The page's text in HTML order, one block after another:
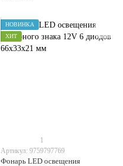
НОВИНКА
ХИТ
1
Артикул: 9759797769
Фонарь LED освещения